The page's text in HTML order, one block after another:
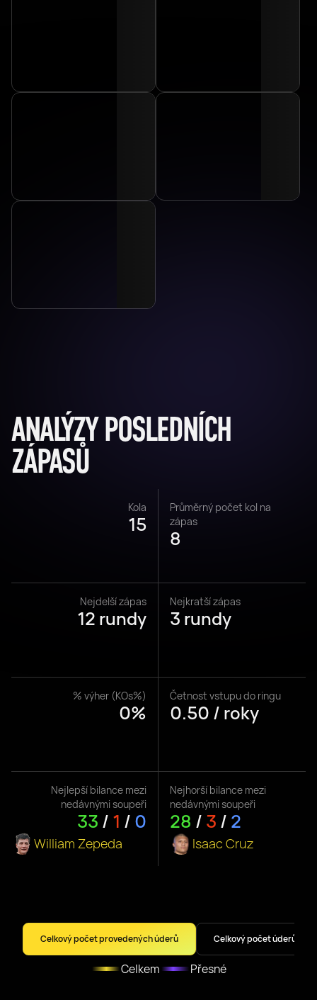
ANALÝZY POSLEDNÍCH
ZÁPASŮ
Kola
15
Průměrný počet kol na
zápas
8
Nejdelší zápas
12 rundy
Nejkratší zápas
3 rundy
% výher (KOs%)
0%
Četnost vstupu do ringu
0.50 / roky
Nejlepší bilance mezi
nedávnými soupeři
33 / 1 / 0
William Zepeda
Nejhorší bilance mezi
nedávnými soupeři
28 / 3 / 2
Isaac Cruz
Celkový počet provedených úderů Celkový počet úderů
Celkem Přesné